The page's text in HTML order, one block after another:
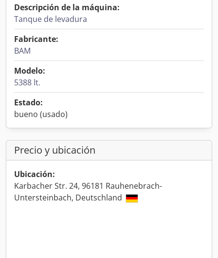
Descripción de la máquina:
Tanque de levadura
Fabricante:
BAM
Modelo:
5388 lt.
Estado:
bueno (usado)
Precio y ubicación
Ubicación:
Karbacher Str. 24, 96181 Rauhenebrach-
Untersteinbach, Deutschland